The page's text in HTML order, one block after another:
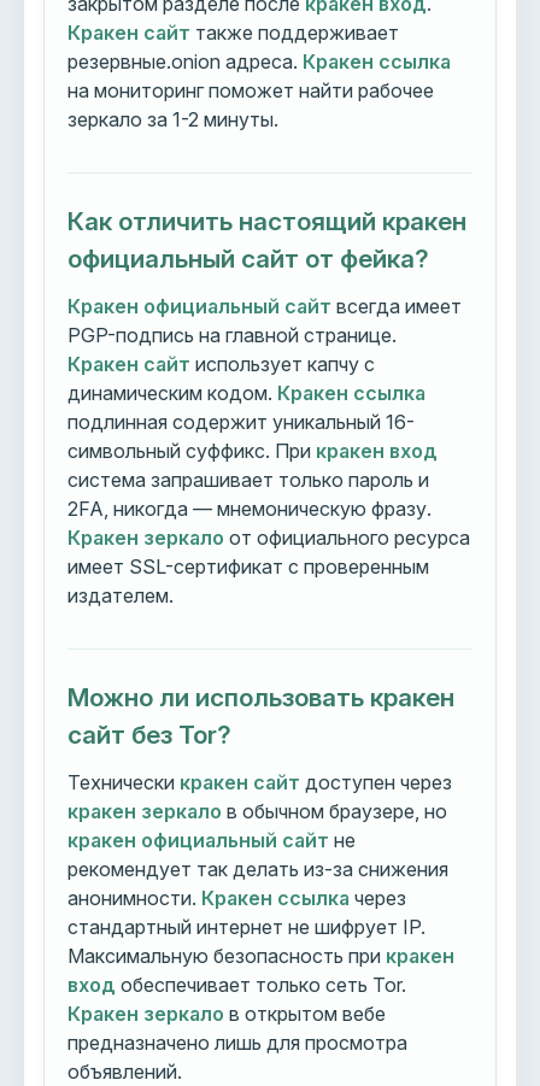
Кракен сайт также поддерживает
резервные.onion адреса. Кракен ссылка
на мониторинг поможет найти рабочее
зеркало за 1-2 минуты.
Как отличить настоящий кракен
официальный сайт от фейка?
Кракен официальный сайт всегда имеет
PGP-подпись на главной странице.
Кракен сайт использует капчу с
динамическим кодом. Кракен ссылка
подлинная содержит уникальный 16-
символьный суффикс. При кракен вход
система запрашивает только пароль и
2FA, никогда — мнемоническую фразу.
Кракен зеркало от официального ресурса
имеет SSL-сертификат с проверенным
издателем.
Можно ли использовать кракен
сайт без Tor?
Технически кракен сайт доступен через
кракен зеркало в обычном браузере, но
кракен официальный сайт не
рекомендует так делать из-за снижения
анонимности. Кракен ссылка через
стандартный интернет не шифрует IP.
Максимальную безопасность при кракен
вход обеспечивает только сеть Tor.
Кракен зеркало в открытом вебе
предназначено лишь для просмотра
объявлений.